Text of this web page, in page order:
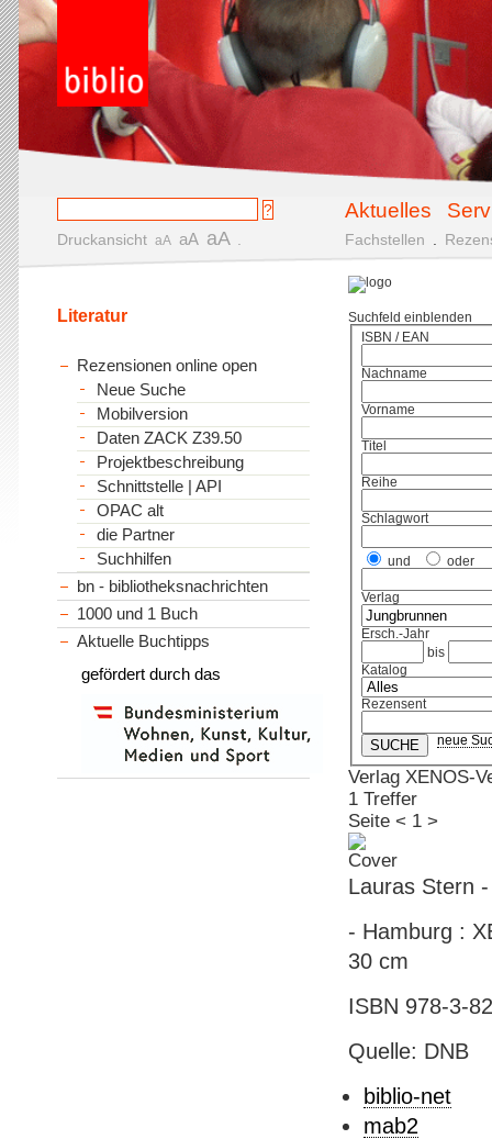
Aktuelles
Druckansicht aA aA aA Fachstellen
Suchfeld einblenden
ISBN / EAN
Nachname
Vorname
Titel
Reihe
Schlagwort
und oder
Verlag
Ersch.-Jahr
bis
Katalog
Rezensent
neue
Verlag XENOS-
1 Treffer
Seite < 1 >
Lauras Stern
- Hamburg :
30 cm
ISBN 978-3-
Quelle: DNB
biblio-net
mab2
Literatur
Rezensionen online open
Neue Suche
Mobilversion
Daten ZACK Z39.50
Projektbeschreibung
Schnittstelle | API
OPAC alt
die Partner
Suchhilfen
bn - bibliotheksnachrichten
1000 und 1 Buch
Aktuelle Buchtipps
gefördert durch das